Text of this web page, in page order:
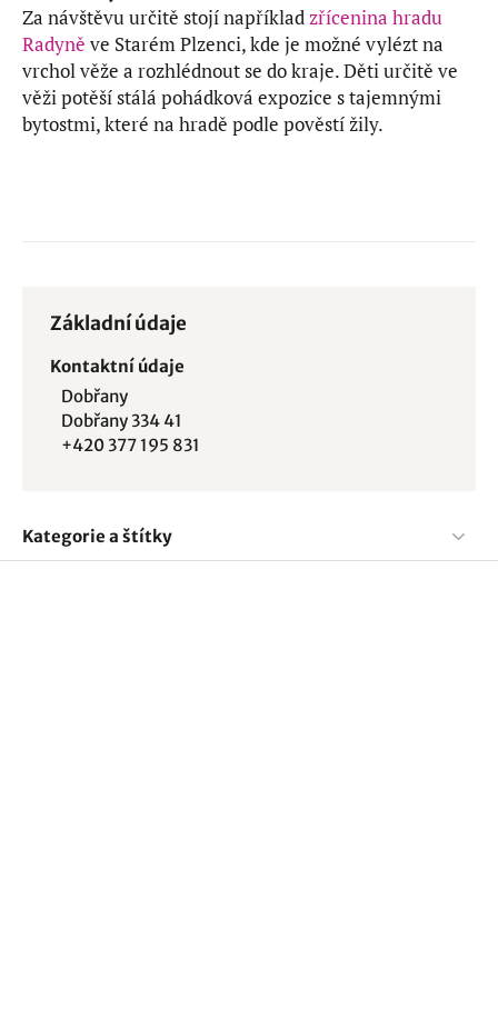
Za návštěvu určitě stojí napříkladzřícenina hradu
Radyně ve Starém Plzenci, kde je možné vylézt na
vrchol věže a rozhlédnout se do kraje. Děti určitě ve
věži potěší stálá pohádková expozice s tajemnými
bytostmi, které na hradě podle pověstí žily.
Základní údaje
Kontaktní údaje
Dobřany
Dobřany 334 41
+420 377 195 831
Kategorie a štítky